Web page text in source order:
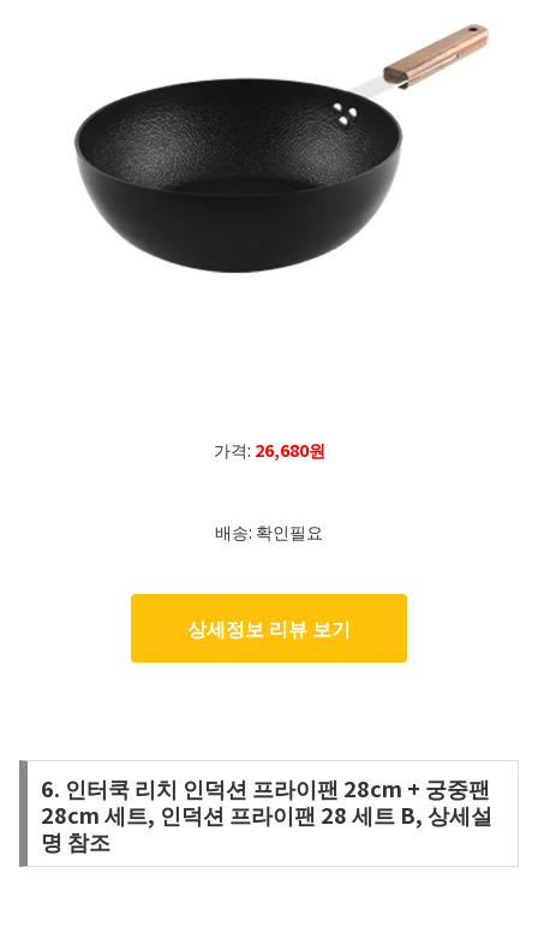
가격: 26,680원
배송: 확인필요
상세정보 리뷰 보기
6. 인터쿡 리치 인덕션 프라이팬 28cm + 궁중팬
28cm 세트, 인덕션 프라이팬 28 세트 B, 상세설
명 참조